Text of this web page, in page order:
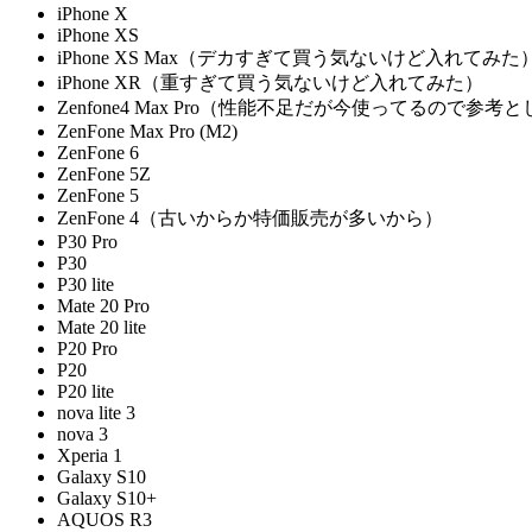
iPhone X
iPhone XS
iPhone XS Max（デカすぎて買う気ないけど入れてみた）
iPhone XR（重すぎて買う気ないけど入れてみた）
Zenfone4 Max Pro（性能不足だが今使ってるので参考と
ZenFone Max Pro (M2)
ZenFone 6
ZenFone 5Z
ZenFone 5
ZenFone 4（古いからか特価販売が多いから）
P30 Pro
P30
P30 lite
Mate 20 Pro
Mate 20 lite
P20 Pro
P20
P20 lite
nova lite 3
nova 3
Xperia 1
Galaxy S10
Galaxy S10+
AQUOS R3